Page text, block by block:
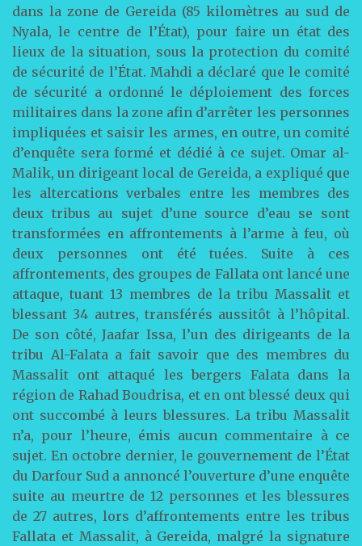
dans la zone de Gereida (85 kilomètres au sud de
Nyala, le centre de l’État), pour faire un état des
lieux de la situation, sous la protection du comité
de sécurité de l’État. Mahdi a déclaré que le comité
de sécurité a ordonné le déploiement des forces
militaires dans la zone afin d’arrêter les personnes
impliquées et saisir les armes, en outre, un comité
d’enquête sera formé et dédié à ce sujet. Omar al-
Malik, un dirigeant local de Gereida, a expliqué que
les altercations verbales entre les membres des
deux tribus au sujet d’une source d’eau se sont
transformées en affrontements à l’arme à feu, où
deux personnes ont été tuées. Suite à ces
affrontements, des groupes de Fallata ont lancé une
attaque, tuant 13 membres de la tribu Massalit et
blessant 34 autres, transférés aussitôt à l’hôpital.
De son côté, Jaafar Issa, l’un des dirigeants de la
tribu Al-Falata a fait savoir que des membres du
Massalit ont attaqué les bergers Falata dans la
région de Rahad Boudrisa, et en ont blessé deux qui
ont succombé à leurs blessures. La tribu Massalit
n’a, pour l’heure, émis aucun commentaire à ce
sujet. En octobre dernier, le gouvernement de l’État
du Darfour Sud a annoncé l’ouverture d’une enquête
suite au meurtre de 12 personnes et les blessures
de 27 autres, lors d’affrontements entre les tribus
Fallata et Massalit, à Gereida, malgré la signature